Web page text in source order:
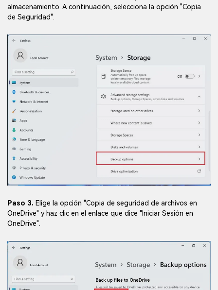
almacenamiento. A continuación, selecciona la opción "Copia
de Seguridad".
Paso 3. Elige la opción "Copia de seguridad de archivos en
OneDrive" y haz clic en el enlace que dice "Iniciar Sesión en
OneDrive".